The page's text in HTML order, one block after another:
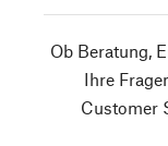
Ob Beratung,
Ihre
Customer